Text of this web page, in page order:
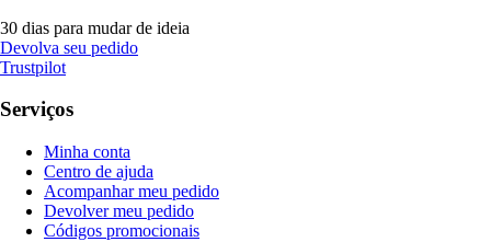
30 dias para mudar de ideia
Devolva seu pedido
Trustpilot
Serviços
Minha conta
Centro de ajuda
Acompanhar meu pedido
Devolver meu pedido
Códigos promocionais